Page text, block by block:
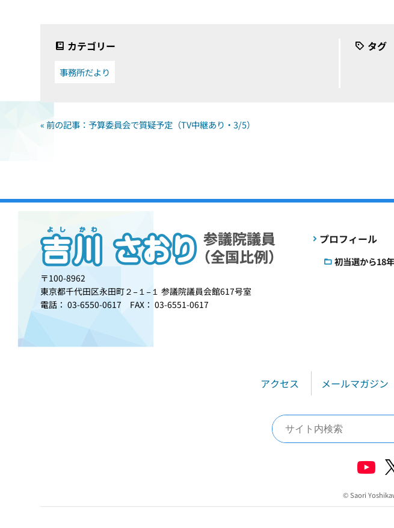
カテゴリー
事務所だより
タグ
« 前の記事：予算委員会で質疑予定（TV中継あり・3/5）
〒100-8962
東京都千代田区永田町２−１−１ 参議院議員会館617号室
電話： 03-6550-0617 FAX： 03-6551-0617
プロフィール
初当選から18
アクセス メールマガジン
© Saori